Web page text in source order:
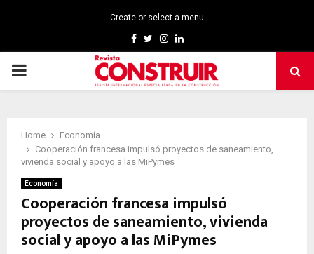
Create or select a menu
Facebook
TwitterInstagram
Linkedin
PRIMARY
Home
Economía
Cooperación francesa impulsó proyectos de saneamiento,
vivienda social y apoyo a las MiPymes
Economía
Cooperación francesa impulsó
proyectos de saneamiento, vivienda
social y apoyo a las MiPymes